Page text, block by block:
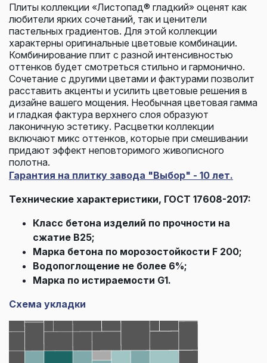
Плиты коллекции «Листопад® гладкий» оценят как
любители ярких сочетаний, так и ценители
пастельных градиентов. Для этой коллекции
характерны оригинальные цветовые комбинации.
Комбинирование плит с разной интенсивностью
оттенков будет смотреться стильно и гармонично.
Сочетание с другими цветами и фактурами позволит
расставить акценты и усилить цветовые решения в
дизайне вашего мощения. Необычная цветовая гамма
и гладкая фактура верхнего слоя образуют
лаконичную эстетику. Расцветки коллекции
включают микс оттенков, которые при смешивании
придают эффект неповторимого живописного
полотна.
Гарантия на плитку завода "Выбор" - 10 лет.
Технические характеристики, ГОСТ 17608-2017:
Класс бетона изделий по прочности на
сжатие В25;
Марка бетона по морозостойкости F 200;
Водопоглощение не более 6%;
Марка по истираемости G1.
Схема укладки